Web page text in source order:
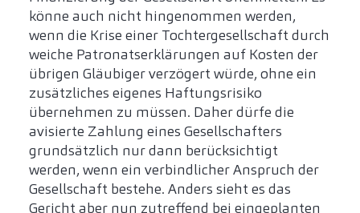
könne auch nicht hingenommen werden,
wenn die Krise einer Tochtergesellschaft durch
weiche Patronatserklärungen auf Kosten der
übrigen Gläubiger verzögert würde, ohne ein
zusätzliches eigenes Haftungsrisiko
übernehmen zu müssen. Daher dürfe die
avisierte Zahlung eines Gesellschafters
grundsätzlich nur dann berücksichtigt
werden, wenn ein verbindlicher Anspruch der
Gesellschaft bestehe. Anders sieht es das
Gericht aber nun zutreffend bei eingeplanten